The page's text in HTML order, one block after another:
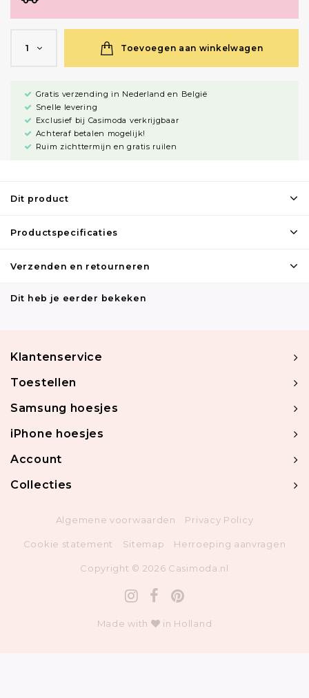
1 Toevoegen aan winkelwagen
Gratis verzending in Nederland en België
Snelle levering
Exclusief bij Casimoda verkrijgbaar
Achteraf betalen mogelijk!
Ruim zichttermijn en gratis ruilen
Dit product
Productspecificaties
Verzenden en retourneren
Dit heb je eerder bekeken
Klantenservice
Toestellen
Samsung hoesjes
iPhone hoesjes
Account
Collecties
Algemene voorwaarden Privacy Policy
Cookie statement Sitemap Herroeping aanvragen
Copyright © 2026 Casimoda.nl
Made with in Holland